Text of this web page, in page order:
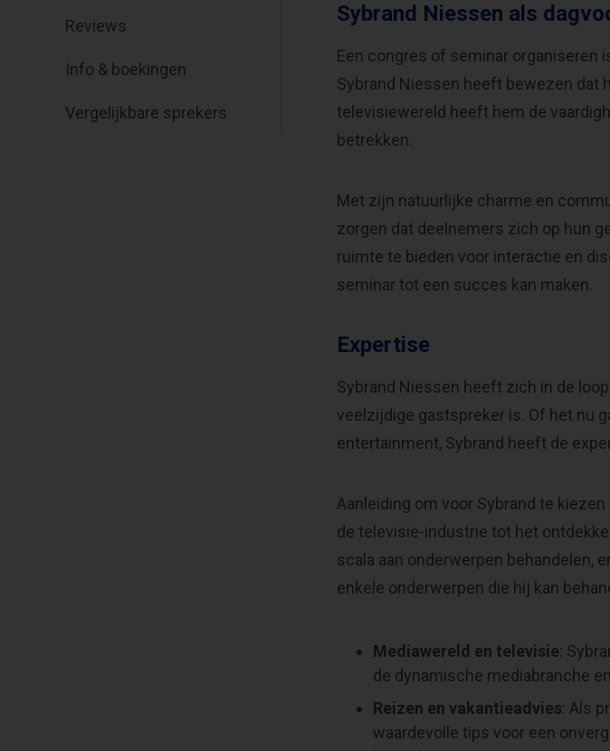
Reviews
Info & boekingen
Vergelijkbare sprekers
Sybrand Niessen als
Een congres of seminar organiseren
Sybrand Niessen heeft bewezen dat
televisiewereld heeft hem de
betrekken.
Met zijn natuurlijke charme en
zorgen dat deelnemers zich op hun
ruimte te bieden voor interactie en
seminar tot een succes kan maken.
Expertise
Sybrand Niessen heeft zich in de
veelzijdige gastspreker is. Of het nu
entertainment, Sybrand heeft de
Aanleiding om voor Sybrand te
de televisie-industrie tot het
scala aan onderwerpen behandelen,
enkele onderwerpen die hij kan
Mediawereld en televisie:
de dynamische mediabranche
Reizen en vakantieadvies: Als
waardevolle tips voor een